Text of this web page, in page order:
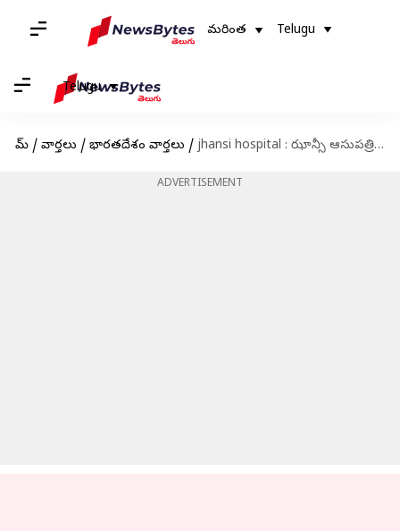
మరింత Telugu
Telugu
హోమ్ / వార్తలు / భారతదేశం వార్తలు / jhansi hospital : ఝాన్సీ ఆసుపత్రిలో అగ్నిప్రమాదం.. అగ్గిపుల్ల కారణమా?
ADVERTISEMENT